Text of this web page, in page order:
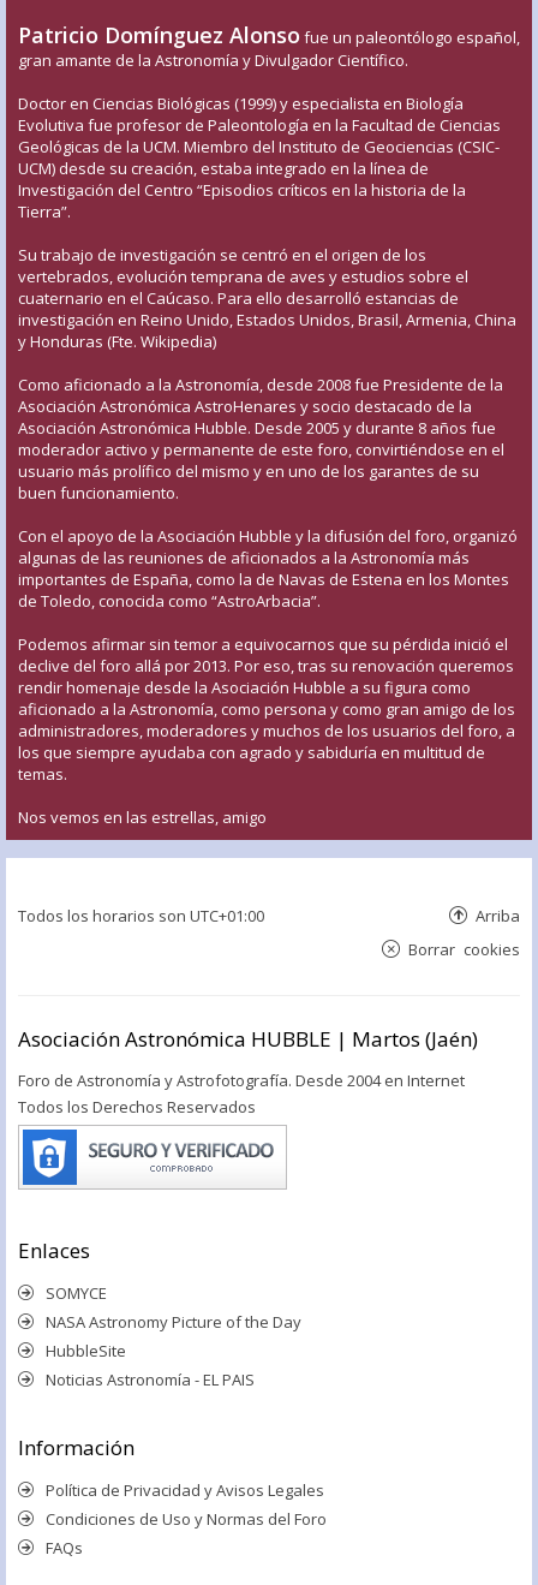
Patricio Domínguez Alonso fue un paleontólogo español,
gran amante de la Astronomía y Divulgador Científico.
Doctor en Ciencias Biológicas (1999) y especialista en Biología
Evolutiva fue profesor de Paleontología en la Facultad de Ciencias
Geológicas de la UCM. Miembro del Instituto de Geociencias (CSIC-
UCM) desde su creación, estaba integrado en la línea de
Investigación del Centro “Episodios críticos en la historia de la
Tierra”.
Su trabajo de investigación se centró en el origen de los
vertebrados, evolución temprana de aves y estudios sobre el
cuaternario en el Caúcaso. Para ello desarrolló estancias de
investigación en Reino Unido, Estados Unidos, Brasil, Armenia, China
y Honduras (Fte. Wikipedia)
Como aficionado a la Astronomía, desde 2008 fue Presidente de la
Asociación Astronómica AstroHenares y socio destacado de la
Asociación Astronómica Hubble. Desde 2005 y durante 8 años fue
moderador activo y permanente de este foro, convirtiéndose en el
usuario más prolífico del mismo y en uno de los garantes de su
buen funcionamiento.
Con el apoyo de la Asociación Hubble y la difusión del foro, organizó
algunas de las reuniones de aficionados a la Astronomía más
importantes de España, como la de Navas de Estena en los Montes
de Toledo, conocida como “AstroArbacia”.
Podemos afirmar sin temor a equivocarnos que su pérdida inició el
declive del foro allá por 2013. Por eso, tras su renovación queremos
rendir homenaje desde la Asociación Hubble a su figura como
aficionado a la Astronomía, como persona y como gran amigo de los
administradores, moderadores y muchos de los usuarios del foro, a
los que siempre ayudaba con agrado y sabiduría en multitud de
temas.
Nos vemos en las estrellas, amigo
Todos los horarios son UTC+01:00 Arriba
Borrar cookies
Asociación Astronómica HUBBLE | Martos (Jaén)
Foro de Astronomía y Astrofotografía. Desde 2004 en Internet
Todos los Derechos Reservados
Enlaces
SOMYCE
NASA Astronomy Picture of the Day
HubbleSite
Noticias Astronomía - EL PAIS
Información
Política de Privacidad y Avisos Legales
Condiciones de Uso y Normas del Foro
FAQs